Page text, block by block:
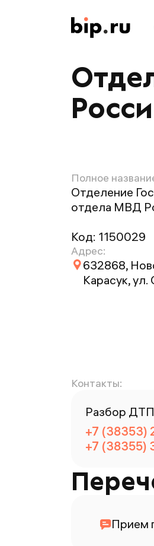
Полное
Отделение
отдела МВД
Код: 1150029
Адрес:
632868,
Карасук, ул.
Контакты:
Разбор ДТП
+7 (38353)
+7 (38355)
Прием